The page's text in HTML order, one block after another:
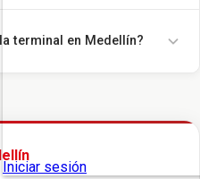
terminal en Medellín?